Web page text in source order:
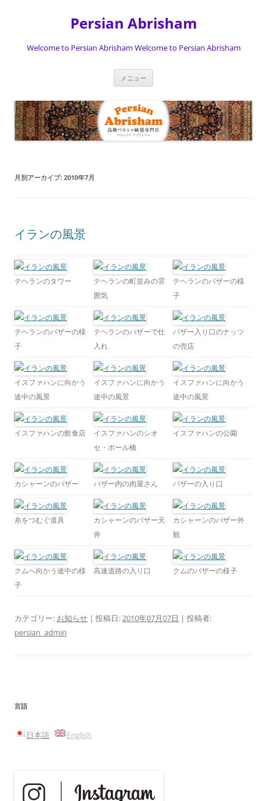
Persian Abrisham
Welcome to Persian Abrisham Welcome to Persian Abrisham
メニュー
ス
キ
ッ
月別アーカイブ: 2010年7月
イランの風景
テヘランのタワー
テヘランの町並みの雰
囲気
テヘランのバザーの様
子
テヘランのバザーの様
子
テヘランのバザーで仕
入れ
バザー入り口のナッツ
の売店
イスファハンに向かう
途中の風景
イスファハンに向かう
途中の風景
イスファハンに向かう
途中の風景
イスファハンの飲食店
イスファハンのシオ
セ・ポール橋
イスファハンの公園
カシャーンのバザー バザー内の肉屋さん バザーの入り口
糸をつむぐ道具
カシャーンのバザー天
井
カシャーンのバザー外
観
クムへ向かう途中の様
子
高速道路の入り口 クムのバザーの様子
カテゴリー: お知らせ | 投稿日:2010年07月07日 | 投稿者:
persian_admin
言語
日本語 English